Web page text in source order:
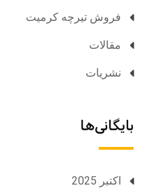
فروش تیرچه کرمیت
مقالات
نشریات
بایگانی‌ها
اکتبر 2025